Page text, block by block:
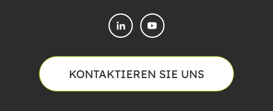
KONTAKTIEREN SIE UNS